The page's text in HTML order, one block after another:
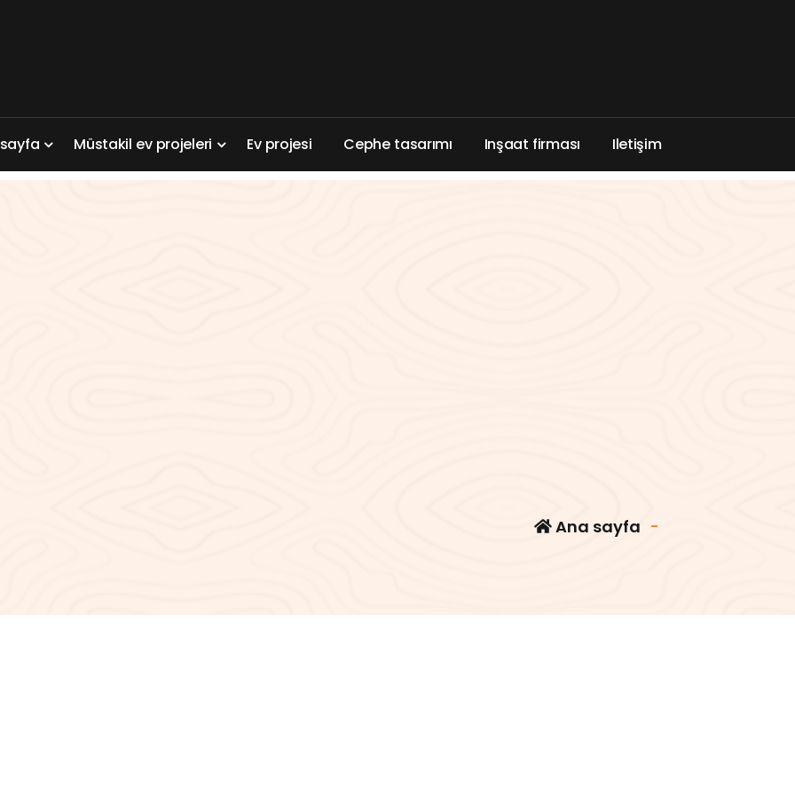
sayfa Müstakil ev projeleri Ev projesi Cephe tasarımı Inşaat firması Iletişim
Ana sayfa -